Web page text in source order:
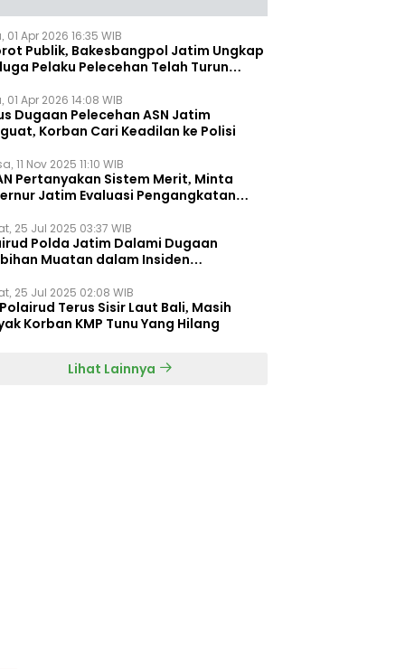
01 Apr 2026 16:35 WIB
Publik, Bakesbangpol Jatim Ungkap
Pelaku Pelecehan Telah Turun
01 Apr 2026 14:08 WIB
Dugaan Pelecehan ASN Jatim
Korban Cari Keadilan ke Polisi
11 Nov 2025 11:10 WIB
Pertanyakan Sistem Merit, Minta
Jatim Evaluasi Pengangkatan
25 Jul 2025 03:37 WIB
Polda Jatim Dalami Dugaan
Muatan dalam Insiden
25 Jul 2025 02:08 WIB
Terus Sisir Laut Bali, Masih
Korban KMP Tunu Yang Hilang
Lihat Lainnya